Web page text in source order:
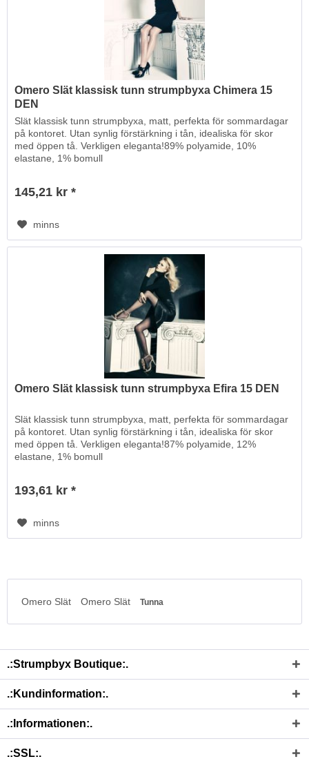
Omero Slät klassisk tunn strumpbyxa Chimera 15
DEN
Slät klassisk tunn strumpbyxa, matt, perfekta för sommardagar
på kontoret. Utan synlig förstärkning i tån, idealiska för skor
med öppen tå. Verkligen eleganta!89% polyamide, 10%
elastane, 1% bomull
145,21 kr *
minns
Omero Slät klassisk tunn strumpbyxa Efira 15 DEN
Slät klassisk tunn strumpbyxa, matt, perfekta för sommardagar
på kontoret. Utan synlig förstärkning i tån, idealiska för skor
med öppen tå. Verkligen eleganta!87% polyamide, 12%
elastane, 1% bomull
193,61 kr *
minns
Omero Slät Omero Slät Tunna
.:Strumpbyx Boutique:.
.:Kundinformation:.
.:Informationen:.
.:SSL:.